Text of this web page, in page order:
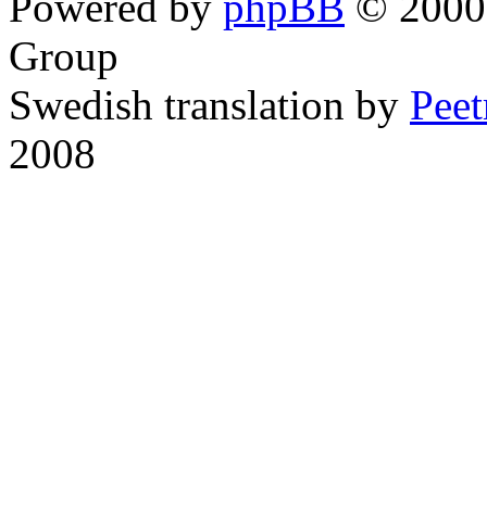
Group
Swedish translation by
2008